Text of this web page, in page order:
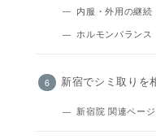
内服・外用の継続
ホルモンバランス
新宿でシミ取りを
新宿院 関連ページ